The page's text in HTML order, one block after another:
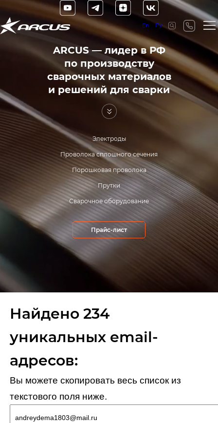
En Ру
ARCUS — лидер в РФ
по производству
сварочных материалов
и решений для сварки
Прайс-лист
Электроды
Проволока сплошного сечения
Порошковая проволока
Прутки
Сварочное оборудование
Найдено 234
уникальных email-
адресов:
Вы можете скопировать весь список из
текстового поля ниже.